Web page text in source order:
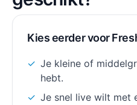
Kies eerder voor
✓ Je kleine of
hebt.
✓ Je snel live wilt met